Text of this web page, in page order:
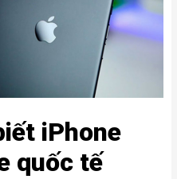
iPhone
quốc tế